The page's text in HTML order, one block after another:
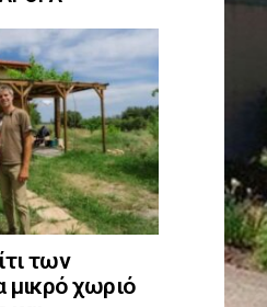
των
μικρό χωριό